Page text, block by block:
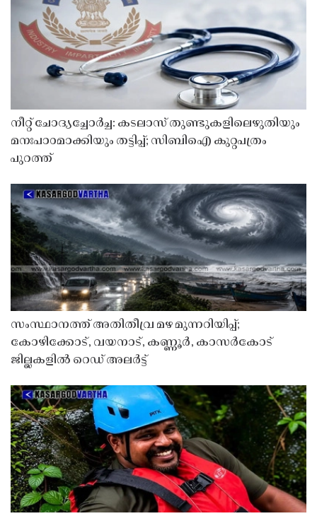
നീറ്റ് ചോദ്യച്ചോർച്ച: കടലാസ് തുണ്ടുകളിലെഴുതിയും
മനഃപാഠമാക്കിയും തട്ടിപ്പ്; സിബിഐ കുറ്റപത്രം
പുറത്ത്
സംസ്ഥാനത്ത് അതിതീവ്ര മഴ മുന്നറിയിപ്പ്;
കോഴിക്കോട്, വയനാട്, കണ്ണൂർ, കാസർകോട്
ജില്ലകളിൽ റെഡ് അലർട്ട്